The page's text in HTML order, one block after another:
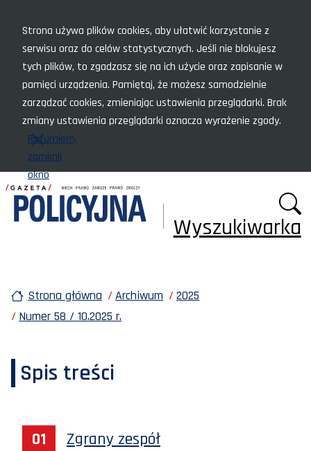
Strona używa plików cookies, aby ułatwić korzystanie z
serwisu oraz do celów statystycznych. Jeśli nie blokujesz
tych plików, to zgadzasz się na ich użycie oraz zapisanie w
pamięci urządzenia. Pamiętaj, że możesz samodzielnie
zarządzać cookies, zmieniając ustawienia przeglądarki. Brak
zmiany ustawienia przeglądarki oznacza wyrażenie zgody.
Rozumiem,
zamknij
okno
Wyszukiwarka
Strona główna Archiwum
2025
Numer 58 / 10.2025 r.
Spis treści
Zgrany zespół